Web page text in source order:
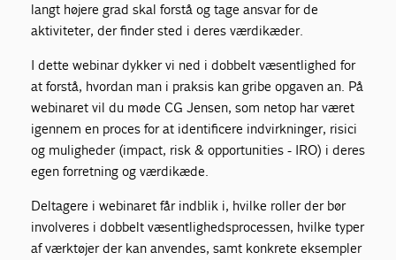
langt højere grad skal forstå og tage ansvar for de
aktiviteter, der finder sted i deres værdikæder.
I dette webinar dykker vi ned i dobbelt væsentlighed for
at forstå, hvordan man i praksis kan gribe opgaven an. På
webinaret vil du møde CG Jensen, som netop har været
igennem en proces for at identificere indvirkninger, risici
og muligheder (impact, risk & opportunities - IRO) i deres
egen forretning og værdikæde.
Deltagere i webinaret får indblik i, hvilke roller der bør
involveres i dobbelt væsentlighedsprocessen, hvilke typer
af værktøjer der kan anvendes, samt konkrete eksempler